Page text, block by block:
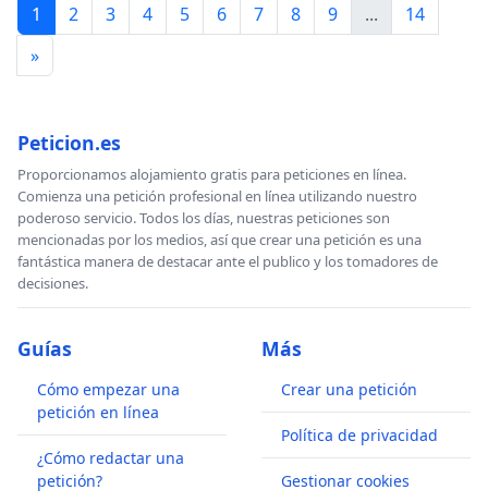
1 2 3 4 5 6 7 8 9 ...
14
»
Peticion.es
Proporcionamos alojamiento gratis para peticiones en línea.
Comienza una petición profesional en línea utilizando nuestro
poderoso servicio. Todos los días, nuestras peticiones son
mencionadas por los medios, así que crear una petición es una
fantástica manera de destacar ante el publico y los tomadores de
decisiones.
Guías
Cómo empezar una
petición en línea
¿Cómo redactar una
petición?
Más
Crear una petición
Política de privacidad
Gestionar cookies